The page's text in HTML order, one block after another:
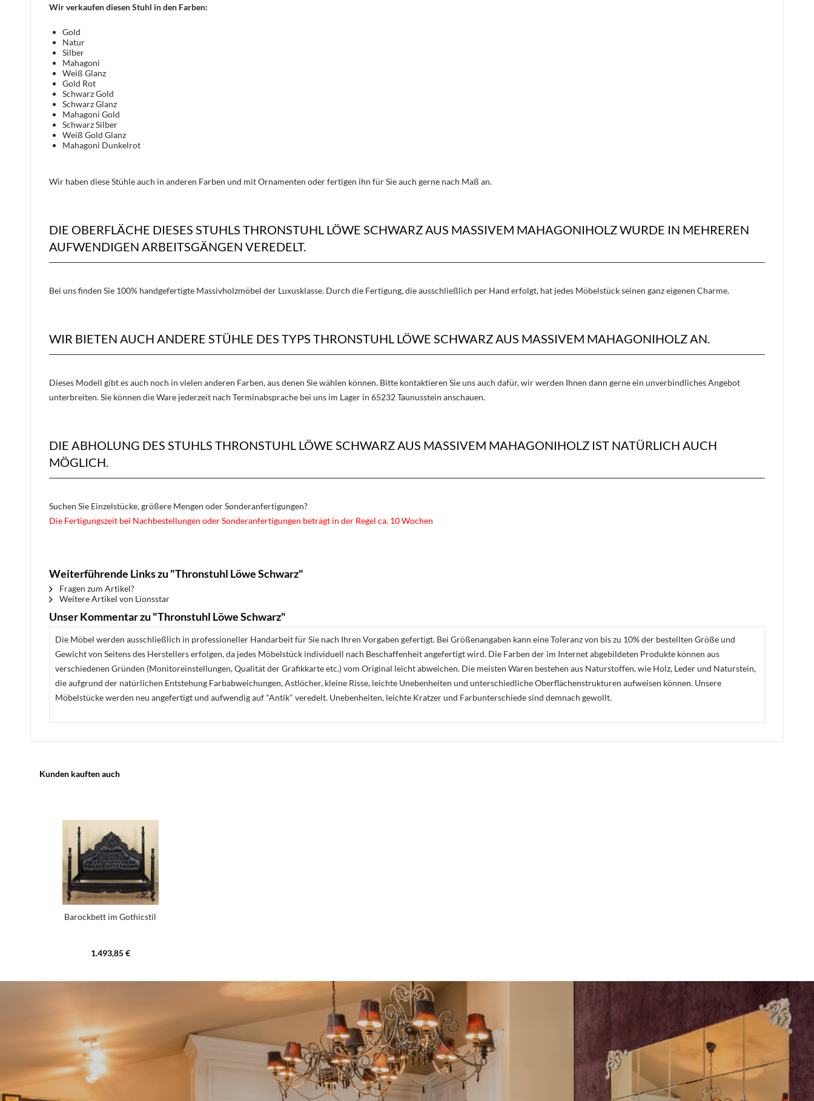
Wir verkaufen diesen Stuhl in den Farben:
Gold
Natur
Silber
Mahagoni
Weiß Glanz
Gold Rot
Schwarz Gold
Schwarz Glanz
Mahagoni Gold
Schwarz Silber
Weiß Gold Glanz
Mahagoni Dunkelrot
Wir haben diese Stühle auch in anderen Farben und mit Ornamenten oder fertigen ihn für Sie auch gerne nach Maß an.
DIE OBERFLÄCHE DIESES STUHLS THRONSTUHL LÖWE SCHWARZ AUS MASSIVEM MAHAGONIHOLZ WURDE IN MEHREREN
AUFWENDIGEN ARBEITSGÄNGEN VEREDELT.
Bei uns finden Sie 100% handgefertigte Massivholzmöbel der Luxusklasse. Durch die Fertigung, die ausschließlich per Hand erfolgt, hat jedes Möbelstück seinen ganz eigenen Charme.
WIR BIETEN AUCH ANDERE STÜHLE DES TYPS THRONSTUHL LÖWE SCHWARZ AUS MASSIVEM MAHAGONIHOLZ AN.
Dieses Modell gibt es auch noch in vielen anderen Farben, aus denen Sie wählen können. Bitte kontaktieren Sie uns auch dafür, wir werden Ihnen dann gerne ein unverbindliches Angebot
unterbreiten. Sie können die Ware jederzeit nach Terminabsprache bei uns im Lager in 65232 Taunusstein anschauen.
DIE ABHOLUNG DES STUHLS THRONSTUHL LÖWE SCHWARZ AUS MASSIVEM MAHAGONIHOLZ IST NATÜRLICH AUCH
MÖGLICH.
Suchen Sie Einzelstücke, größere Mengen oder Sonderanfertigungen?
Die Fertigungszeit bei Nachbestellungen oder Sonderanfertigungen beträgt in der Regel ca. 10 Wochen
Weiterführende Links zu "Thronstuhl Löwe Schwarz"
Fragen zum Artikel?
Weitere Artikel von Lionsstar
Unser Kommentar zu "Thronstuhl Löwe Schwarz"
Die Möbel werden ausschließlich in professioneller Handarbeit für Sie nach Ihren Vorgaben gefertigt. Bei Größenangaben kann eine Toleranz von bis zu 10% der bestellten Größe und
Gewicht von Seitens des Herstellers erfolgen, da jedes Möbelstück individuell nach Beschaffenheit angefertigt wird. Die Farben der im Internet abgebildeten Produkte können aus
verschiedenen Gründen (Monitoreinstellungen, Qualität der Grafikkarte etc.) vom Original leicht abweichen. Die meisten Waren bestehen aus Naturstoffen, wie Holz, Leder und Naturstein,
die aufgrund der natürlichen Entstehung Farbabweichungen, Astlöcher, kleine Risse, leichte Unebenheiten und unterschiedliche Oberflächenstrukturen aufweisen können. Unsere
Möbelstücke werden neu angefertigt und aufwendig auf "Antik" veredelt. Unebenheiten, leichte Kratzer und Farbunterschiede sind demnach gewollt.
Kunden kauften auch
Barockbett im Gothicstil
1.493,85 €